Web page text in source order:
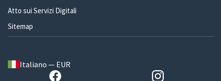
Atto sui Servizi Digitali
Sitemap
Italiano — EUR